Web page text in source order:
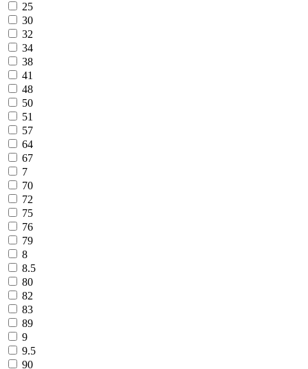
25
30
32
34
38
41
48
50
51
57
64
67
7
70
72
75
76
79
8
8.5
80
82
83
89
9
9.5
90